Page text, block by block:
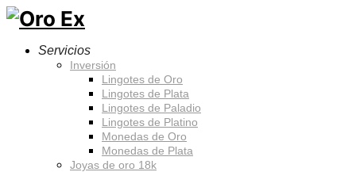
Servicios
Inversión
Lingotes de Oro
Lingotes de Plata
Lingotes de Paladio
Lingotes de Platino
Monedas de Oro
Monedas de Plata
Joyas de oro 18k